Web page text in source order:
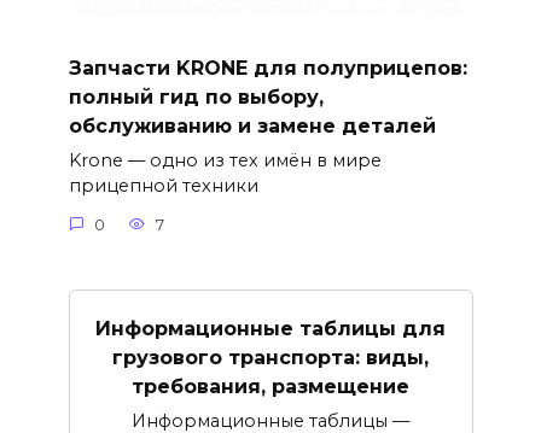
Запчасти KRONE для полуприцепов:
полный гид по выбору,
обслуживанию и замене деталей
Krone — одно из тех имён в мире
прицепной техники
0 7
Информационные таблицы для
грузового транспорта: виды,
требования, размещение
Информационные таблицы —